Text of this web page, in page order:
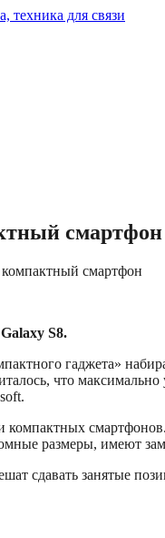
смартфон
смартфон
S8.
гаджета»
что
компактных
размеры, имеют
сдавать занятые